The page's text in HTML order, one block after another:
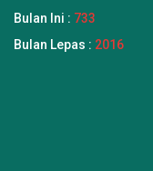
Bulan Ini : 733
Bulan Lepas : 2016